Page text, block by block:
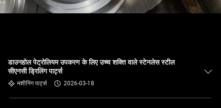
डाउनहोल पेट्रोलियम उपकरण के लिए उच्च शक्ति वाले स्टेनलेस स्टील
सीएनसी ड्रिलिंग पार्ट्स
मशीनिंग पार्ट्स 2026-03-18